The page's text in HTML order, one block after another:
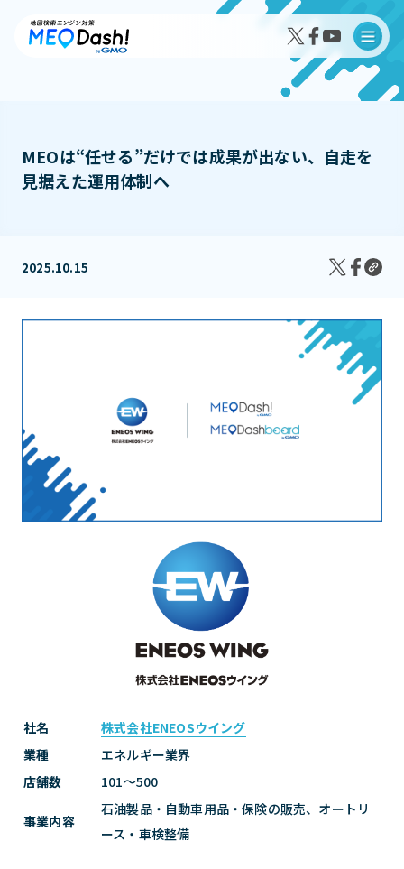
MEO Dash!の特徴
MEOは“任せる”だけでは成果が出ない、自走を
見据えた運用体制へ
2025.10.15
社名
株式会社ENEOSウイング
業種
エネルギー業界
店舗数
101〜500
事業内容
石油製品・自動車用品・保険の販売、オートリ
ース・車検整備